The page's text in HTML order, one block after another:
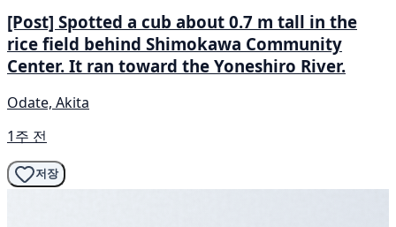
[Post] Spotted a cub about 0.7 m tall in the
rice field behind Shimokawa Community
Center. It ran toward the Yoneshiro River.
Odate, Akita
1주 전
저장